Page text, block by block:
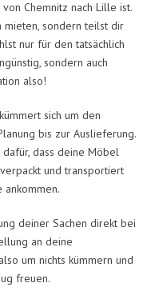
Chemnitz nach Lille ist.
mieten, sondern teilst dir
nur für den tatsächlich
sondern auch
also!
sich um den
bis zur Auslieferung.
dass deine Möbel
und transportiert
deiner Sachen direkt bei
an deine
um nichts kümmern und
freuen.